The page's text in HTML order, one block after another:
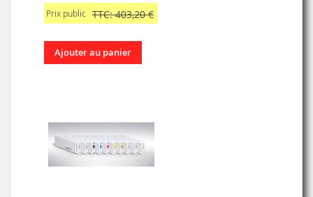
Prix public TTC: 403,20 €
Ajouter au panier